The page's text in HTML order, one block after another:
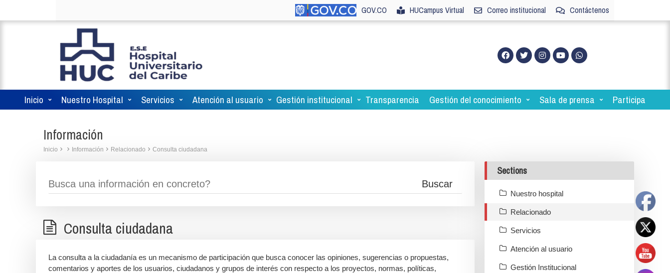
GOV.CO HUCampus Virtual Correo institucional Contáctenos
Inicio Nuestro Hospital Servicios Atención al usuario Gestión institucional Transparencia Gestión del conocimiento Sala de prensa Participa
Información
Inicio Información Relacionado Consulta ciudadana
Consulta ciudadana
La consulta a la ciudadanía es un mecanismo de participación que busca conocer las opiniones, sugerencias o propuestas,
comentarios y aportes de los usuarios, ciudadanos y grupos de interés con respecto a los proyectos, normas, políticas,
Sections
Nuestro hospital
Relacionado
Servicios
Atención al usuario
Gestión Institucional